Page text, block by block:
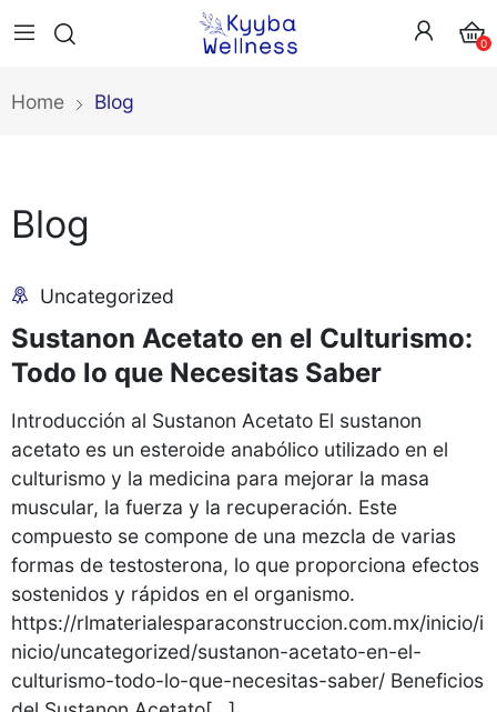
0
Home Blog
Blog
Uncategorized
Sustanon Acetato en el Culturismo:
Todo lo que Necesitas Saber
Introducción al Sustanon Acetato El sustanon
acetato es un esteroide anabólico utilizado en el
culturismo y la medicina para mejorar la masa
muscular, la fuerza y la recuperación. Este
compuesto se compone de una mezcla de varias
formas de testosterona, lo que proporciona efectos
sostenidos y rápidos en el organismo.
https://rlmaterialesparaconstruccion.com.mx/inicio/i
nicio/uncategorized/sustanon-acetato-en-el-
culturismo-todo-lo-que-necesitas-saber/ Beneficios